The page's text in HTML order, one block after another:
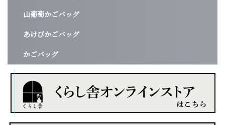
山葡萄かごバッグ
あけびかごバッグ
かごバッグ